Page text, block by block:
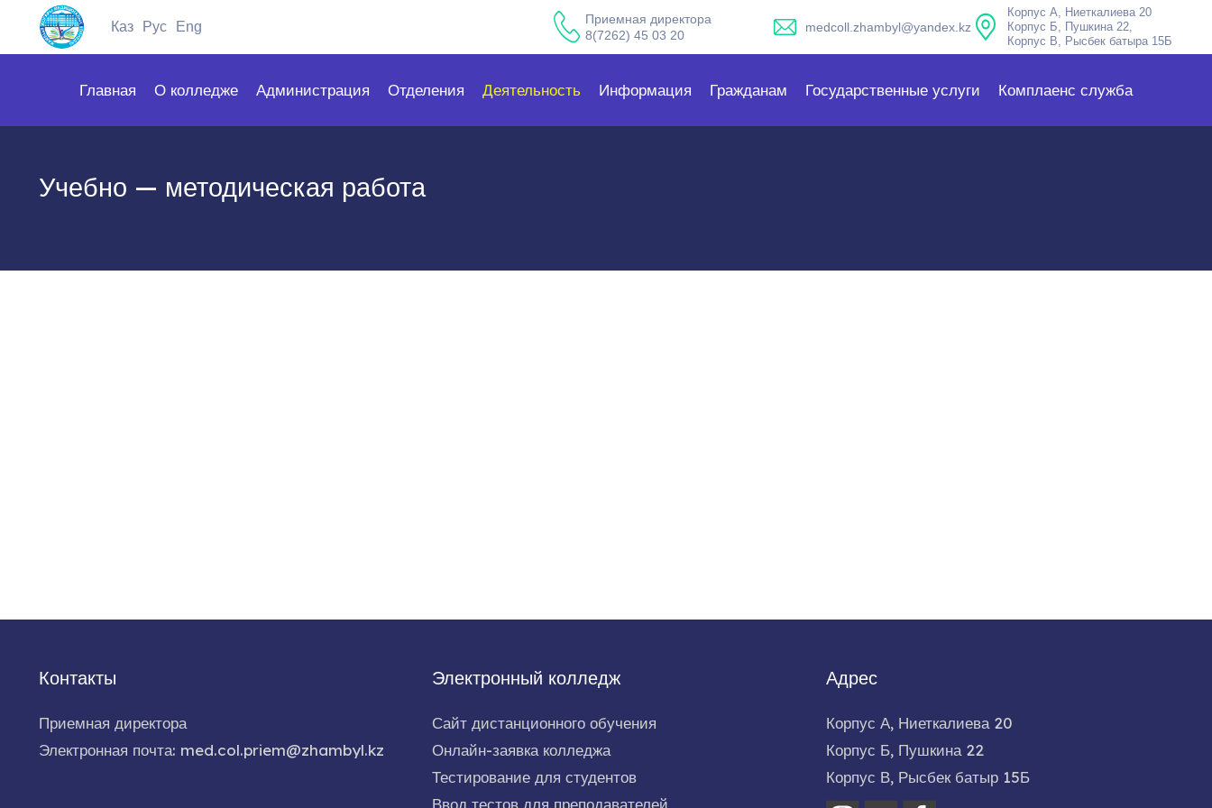
Каз Рус Eng
Приемная директора
8(7262) 45 03 20
medcoll.zhambyl@yandex.kz
Корпус А, Ниеткалиева 20
Корпус Б, Пушкина 22,
Корпус В, Рысбек батыра 15Б
Главная О колледже Администрация Отделения Деятельность Информация Гражданам Государственные услуги Комплаенс служба
Учебно — методическая работа
Контакты
Приемная директора
Электронная почта: med.col.priem@zhambyl.kz
Электронный колледж
Сайт дистанционного обучения
Онлайн-заявка колледжа
Тестирование для студентов
Ввод тестов для преподавателей
Адрес
Корпус А, Ниеткалиева 20
Корпус Б, Пушкина 22
Корпус В, Рысбек батыр 15Б